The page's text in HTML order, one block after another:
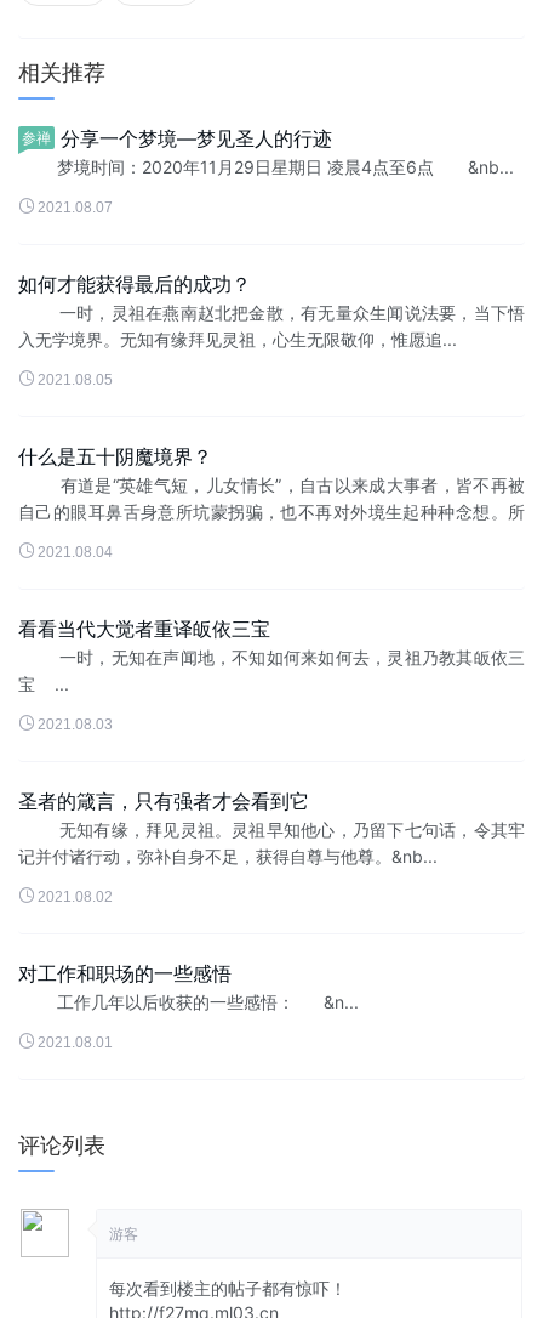
相关推荐
参禅 分享一个梦境—梦见圣人的行迹
梦境时间：2020年11月29日星期日 凌晨4点至6点 &nb...
 2021.08.07
如何才能获得最后的成功？
一时，灵祖在燕南赵北把金散，有无量众生闻说法要，当下悟
入无学境界。无知有缘拜见灵祖，心生无限敬仰，惟愿追...
 2021.08.05
什么是五十阴魔境界？
有道是“英雄气短，儿女情长”，自古以来成大事者，皆不再被
自己的眼耳鼻舌身意所坑蒙拐骗，也不再对外境生起种种念想。所
生起的，只...
 2021.08.04
看看当代大觉者重译皈依三宝
一时，无知在声闻地，不知如何来如何去，灵祖乃教其皈依三
宝 ...
 2021.08.03
圣者的箴言，只有强者才会看到它
无知有缘，拜见灵祖。灵祖早知他心，乃留下七句话，令其牢
记并付诸行动，弥补自身不足，获得自尊与他尊。&nb...
 2021.08.02
对工作和职场的一些感悟
工作几年以后收获的一些感悟： &n...
 2021.08.01
评论列表
游客
每次看到楼主的帖子都有惊吓！
http://f27mq.ml03.cn